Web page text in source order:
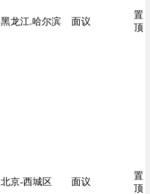
黑龙江.哈尔滨 面议
置
顶
北京-西城区 面议
置
顶